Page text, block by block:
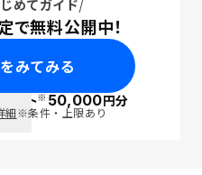
めてガイド
で無料公開中！
みてみる
イント※50,000円分
細※条件・上限あり